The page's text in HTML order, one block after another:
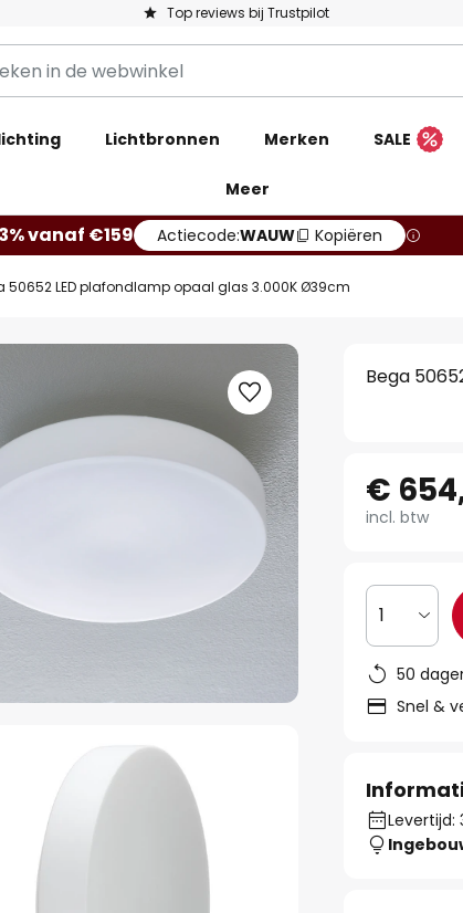
Top reviews bij Trustpilot
Lichtbronnen Merken SALE
Meer
vanaf €159 Actiecode:WAUW Kopiëren
50652 LED plafondlamp opaal glas 3.000K Ø39cm
Bega
€
incl. btw
1
50
Snel &
Levertijd: